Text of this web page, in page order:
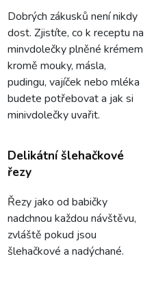
Dobrých zákusků není nikdy
dost. Zjistíte, co k receptu na
minvdolečky plněné krémem
kromě mouky, másla,
pudingu, vajíček nebo mléka
budete potřebovat a jak si
minivdolečky uvařit.
Delikátní šlehačkové
řezy
Řezy jako od babičky
nadchnou každou návštěvu,
zvláště pokud jsou
šlehačkové a nadýchané.